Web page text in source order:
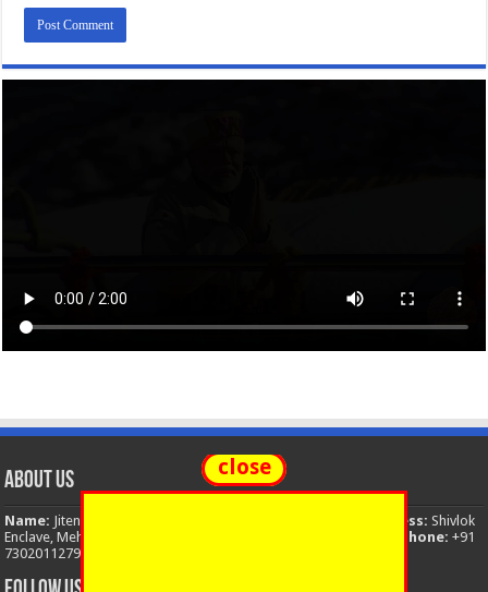
About Us
Name: Jitendra Singh Address: Shivlok
Enclave, Mehuwala Mafi, Dehradun, Uttarakhand, 248001, India
Phone: +91
7302011279
close